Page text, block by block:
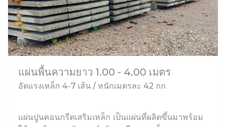
แผ่นพื้นความยาว 1.00 - 4.00 เมตร
อัดแรงเหล็ก 4-7 เส้น / หนักเมตรละ 42 กก
แผ่นปูนคอนกรีตเสริมเหล็ก เป็นแผ่นที่ผลิตขึ้นมาพร้อม